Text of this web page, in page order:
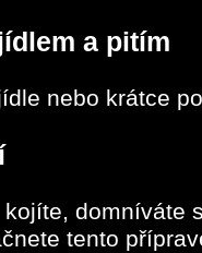
a pitím
nebo krátce
domníváte
tento